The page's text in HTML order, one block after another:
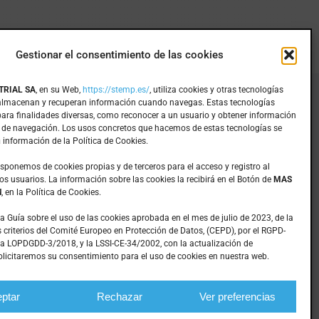
Gestionar el consentimiento de las cookies
SA, en su Web, https://stemp.es/, utiliza cookies y otras tecnologías
y recuperan información cuando navegas. Estas tecnologías
finalidades diversas, como reconocer a un usuario y obtener información
navegación. Los usos concretos que hacemos de estas tecnologías se
información de la Política de Cookies.
de cookies propias y de terceros para el acceso y registro al
usuarios. La información sobre las cookies la recibirá en el Botón de MAS
, en la Política de Cookies.
Guía sobre el uso de las cookies aprobada en el mes de julio de 2023, de la
criterios del Comité Europeo en Protección de Datos, (CEPD), por el RGPD-
LOPDGDD-3/2018, y la LSSI-CE-34/2002, con la actualización de
su consentimiento para el uso de cookies en nuestra web.
Rechazar Ver preferencias
Inicio
Mecanizados
Mantenimiento
Empresa
Productos
Noticias
Contacto
Diseño web: qualitystudio